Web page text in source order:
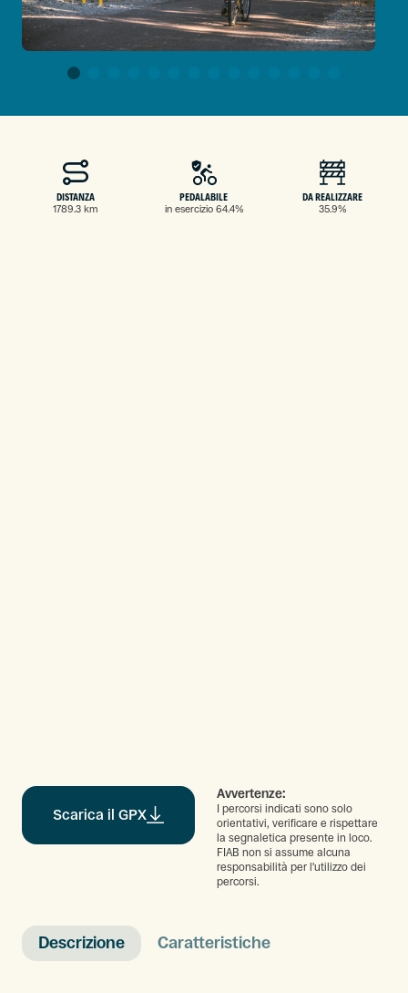
Descrizione Caratteristiche
DISTANZA
1789.3 km
PEDALABILE
in esercizio 64.4%
DA REALIZZARE
35.9%
Scarica il GPX
Avvertenze:
I percorsi indicati sono solo
orientativi, verificare e rispettare
la segnaletica presente in loco.
FIAB non si assume alcuna
responsabilità per l'utilizzo dei
percorsi.